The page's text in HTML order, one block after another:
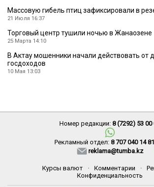
Массовую гибель птиц зафиксировали в
21 Июля 16:37
Торговый центр тушили ночью в Жанаозене
25 Марта 14:10
В Актау мошенники начали действовать от
госдоходов
10 Мая 13:03
Номер редакции: 8 (7292) 53 00
Рекламный отдел: 8 707 040 14 81
reklama@tumba.kz
Курсы валют · Комментарии ·
Конфиденциальность